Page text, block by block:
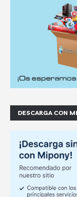
DESCARGA CON